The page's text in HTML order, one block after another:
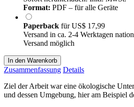
Format: PDF – für alle Geräte
Paperback fürUS$ 17,99
Versand in ca. 2-4 Werktagen
Versand möglich
In den Warenkorb
Zusammenfassung Details
Ziel der Arbeit war eine ökologische
und dessen Umgebung, hier am Beispiel